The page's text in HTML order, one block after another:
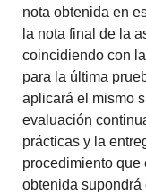
nota obtenida en
la nota final de la
coincidiendo con
para la última
aplicará el mismo
evaluación
prácticas y la
procedimiento que
obtenida supondrá